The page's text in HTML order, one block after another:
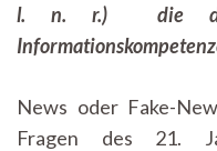
l. n. r.) die
News oder Fake-
Fragen des 21.